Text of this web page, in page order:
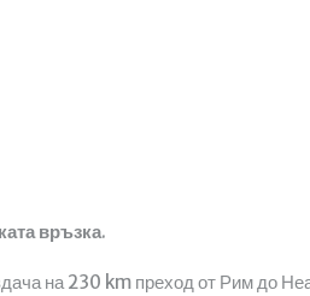
връзка.
на 230 km преход от Рим до